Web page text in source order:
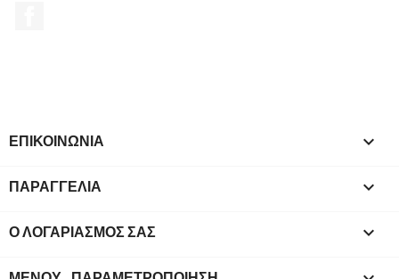
ΕΠΙΚΟΙΝΩΝΙΑ 
ΠΑΡΑΓΓΕΛΙΑ 
Ο ΛΟΓΑΡΙΑΣΜΌΣ ΣΑΣ 